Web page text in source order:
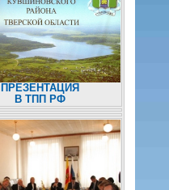
ПРЕЗЕНТАЦИЯ
В ТПП РФ